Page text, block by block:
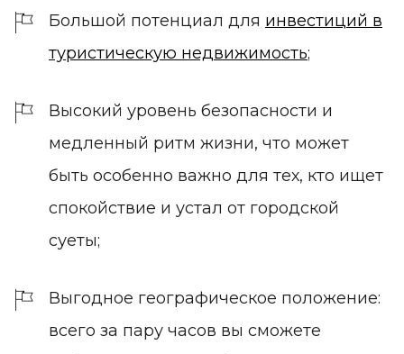
Большой потенциал для инвестиций в
туристическую недвижимость;
Высокий уровень безопасности и
медленный ритм жизни, что может
быть особенно важно для тех, кто ищет
спокойствие и устал от городской
суеты;
Выгодное географическое положение:
всего за пару часов вы сможете